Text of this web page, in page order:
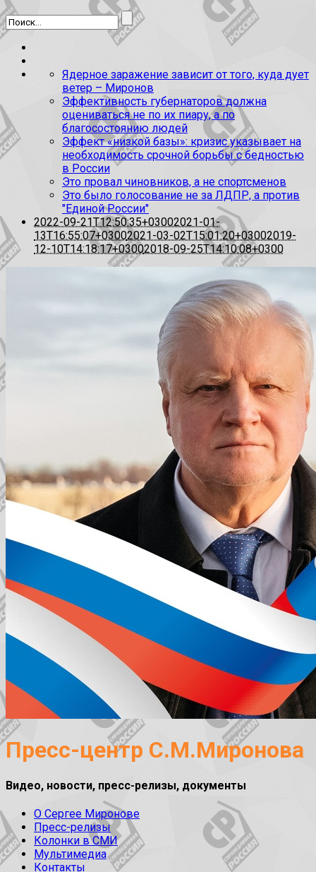
Ядерное заражение зависит от того, куда дует
ветер – Миронов
Эффективность губернаторов должна
оцениваться не по их пиару, а по
благосостоянию людей
Эффект «низкой базы»: кризис указывает на
необходимость срочной борьбы с бедностью
в России
Это провал чиновников, а не спортсменов
Это было голосование не за ЛДПР, а против
"Единой России"
2022-09-21T12:50:35+03002021-01-
13T16:55:07+03002021-03-02T15:01:20+03002019-
12-10T14:18:17+03002018-09-25T14:10:08+0300
Пресс-центр С.М.Миронова
Видео, новости, пресс-релизы, документы
О Сергее Миронове
Пресс-релизы
Колонки в СМИ
Мультимедиа
Контакты